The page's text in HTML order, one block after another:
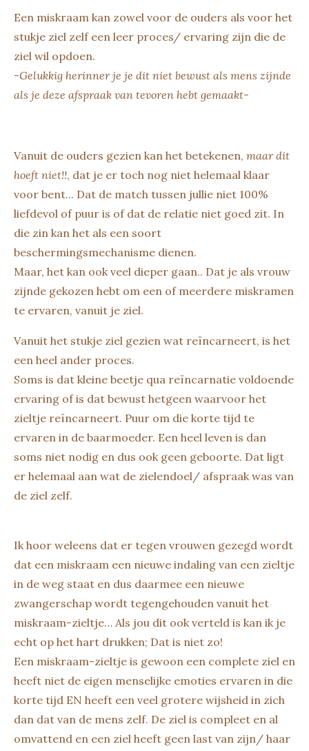
Een miskraam kan zowel voor de ouders als voor het
stukje ziel zelf een leer proces/ ervaring zijn die de
ziel wil opdoen.
-Gelukkig herinner je je dit niet bewust als mens zijnde
als je deze afspraak van tevoren hebt gemaakt-
Vanuit de ouders gezien kan het betekenen, maar dit
hoeft niet!!, dat je er toch nog niet helemaal klaar
voor bent... Dat de match tussen jullie niet 100%
liefdevol of puur is of dat de relatie niet goed zit. In
die zin kan het als een soort
beschermingsmechanisme dienen.
Maar, het kan ook veel dieper gaan.. Dat je als vrouw
zijnde gekozen hebt om een of meerdere miskramen
te ervaren, vanuit je ziel.
Vanuit het stukje ziel gezien wat reïncarneert, is het
een heel ander proces.
Soms is dat kleine beetje qua reïncarnatie voldoende
ervaring of is dat bewust hetgeen waarvoor het
zieltje reïncarneert. Puur om die korte tijd te
ervaren in de baarmoeder. Een heel leven is dan
soms niet nodig en dus ook geen geboorte. Dat ligt
er helemaal aan wat de zielendoel/ afspraak was van
de ziel zelf.
Ik hoor weleens dat er tegen vrouwen gezegd wordt
dat een miskraam een nieuwe indaling van een zieltje
in de weg staat en dus daarmee een nieuwe
zwangerschap wordt tegengehouden vanuit het
miskraam-zieltje… Als jou dit ook verteld is kan ik je
echt op het hart drukken; Dat is niet zo!
Een miskraam-zieltje is gewoon een complete ziel en
heeft niet de eigen menselijke emoties ervaren in die
korte tijd EN heeft een veel grotere wijsheid in zich
dan dat van de mens zelf. De ziel is compleet en al
omvattend en een ziel heeft geen last van zijn/ haar